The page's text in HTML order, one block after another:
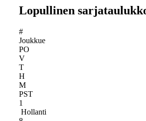
Lopullinen
#
Joukkue
PO
V
T
H
M
PST
1
Hollanti